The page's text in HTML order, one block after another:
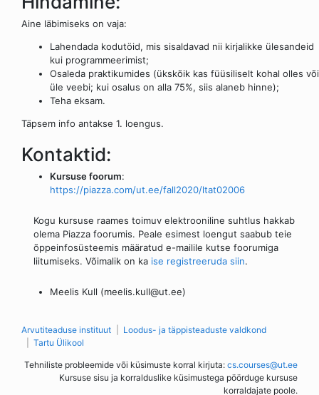
Aine läbimiseks on vaja:
Lahendada kodutöid, mis sisaldavad nii kirjalikke ülesandeid
kui programmeerimist;
Osaleda praktikumides (ükskõik kas füüsiliselt kohal olles või
üle veebi; kui osalus on alla 75%, siis alaneb hinne);
Teha eksam.
Täpsem info antakse 1. loengus.
Kontaktid:
Kursuse foorum:
https://piazza.com/ut.ee/fall2020/ltat02006
Kogu kursuse raames toimuv elektrooniline suhtlus hakkab
olema Piazza foorumis. Peale esimest loengut saabub teie
õppeinfosüsteemis määratud e-mailile kutse foorumiga
liitumiseks. Võimalik on ka ise registreeruda siin.
Meelis Kull (meelis.kull@ut.ee)
Arvutiteaduse instituut
Loodus- ja täppisteaduste valdkond
Tartu Ülikool
Tehniliste probleemide või küsimuste korral kirjuta: cs.courses@ut.ee
Kursuse sisu ja korralduslike küsimustega pöörduge kursuse
korraldajate poole.